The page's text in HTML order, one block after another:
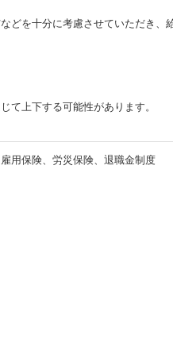
どを十分に考慮させていただき、
て上下する可能性があります。
用保険、労災保険、退職金制度